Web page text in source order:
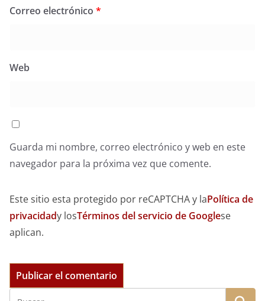
Correo electrónico *
Web
Guarda mi nombre, correo electrónico y web en este
navegador para la próxima vez que comente.
Este sitio esta protegido por reCAPTCHA y laPolítica de
privacidady losTérminos del servicio de Googlese
aplican.